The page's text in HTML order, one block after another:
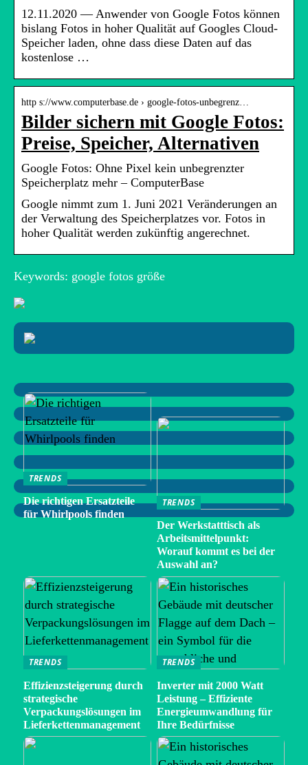
12.11.2020 — Anwender von Google Fotos können
bislang Fotos in hoher Qualität auf Googles Cloud-
Speicher laden, ohne dass diese Daten auf das
kostenlose …
http s://www.computerbase.de › google-fotos-unbegrenz…
Bilder sichern mit Google Fotos:
Preise, Speicher, Alternativen
Google Fotos: Ohne Pixel kein unbegrenzter
Speicherplatz mehr – ComputerBase
Google nimmt zum 1. Juni 2021 Veränderungen an
der Verwaltung des Speicherplatzes vor. Fotos in
hoher Qualität werden zukünftig angerechnet.
Keywords: google fotos größe
TRENDS
Die richtigen Ersatzteile
für Whirlpools finden
TRENDS
Der Werkstatttisch als
Arbeitsmittelpunkt:
Worauf kommt es bei der
Auswahl an?
TRENDS
Effizienzsteigerung durch
strategische
Verpackungslösungen im
Lieferkettenmanagement
TRENDS
Inverter mit 2000 Watt
Leistung – Effiziente
Energieumwandlung für
Ihre Bedürfnisse